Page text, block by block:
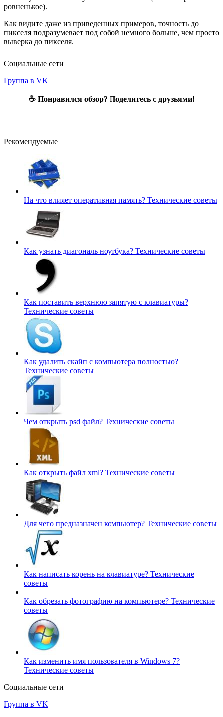
ровненькое).
Как видите даже из приведенных примеров, точность до
пикселя подразумевает под собой немного больше, чем просто
выверка до пикселя.
Социальные сети
Группа в VK
☕ Понравился обзор? Поделитесь с друзьями!
Рекомендуемые
На что влияет оперативная память? Технические советы
Как узнать диагональ ноутбука? Технические советы
Как поставить верхнюю запятую с клавиатуры?
Технические советы
Как удалить скайп с компьютера полностью?
Технические советы
Чем открыть psd файл? Технические советы
Как открыть файл xml? Технические советы
Для чего предназначен компьютер? Технические советы
Как написать корень на клавиатуре? Технические
советы
Как обрезать фотографию на компьютере? Технические
советы
Как изменить имя пользователя в Windows 7?
Технические советы
Социальные сети
Группа в VK